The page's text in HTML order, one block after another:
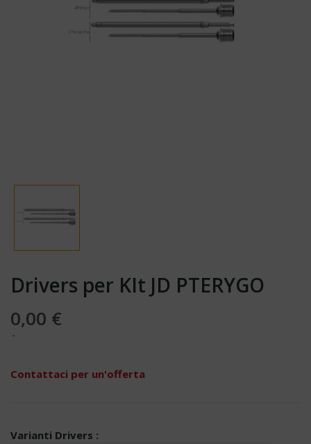
Drivers per KIt JD PTERYGO
0,00 €
Contattaci per un'offerta
Varianti Drivers :